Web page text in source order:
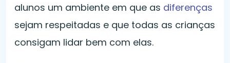
alunos um ambiente em que as diferenças
sejam respeitadas e que todas as crianças
consigam lidar bem com elas.